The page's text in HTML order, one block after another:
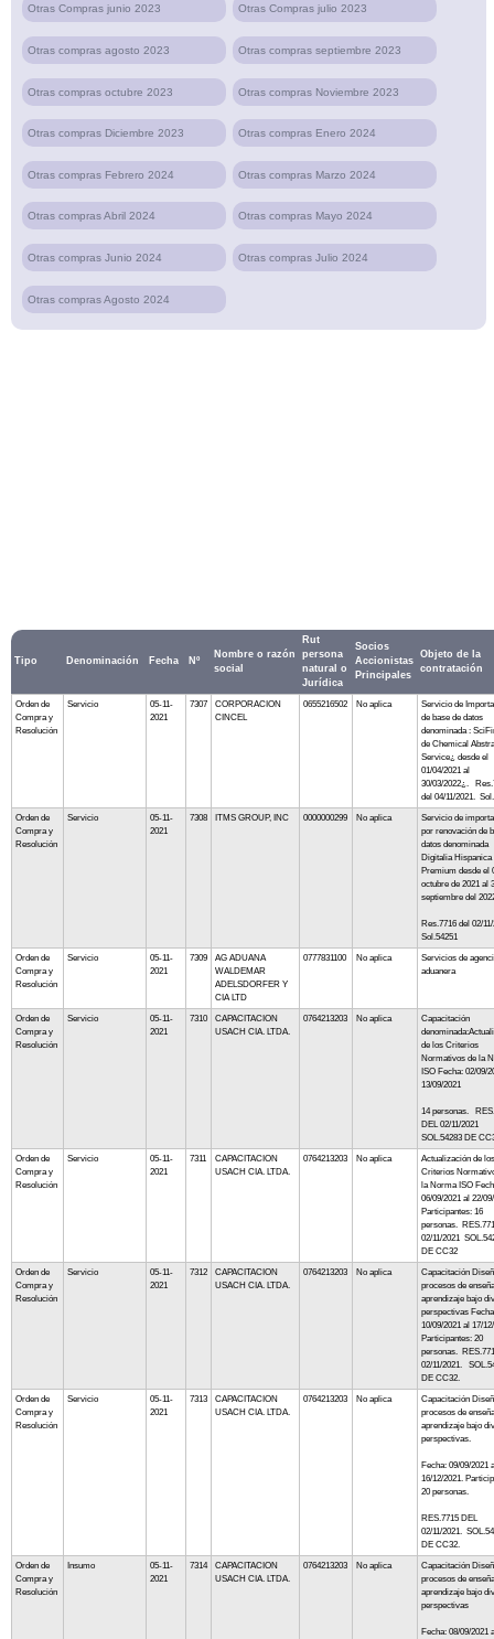
Otras Compras junio 2023 Otras Compras julio 2023
Otras compras agosto 2023 Otras compras septiembre 2023
Otras compras octubre 2023 Otras compras Noviembre 2023
Otras compras Diciembre 2023 Otras compras Enero 2024
Otras compras Febrero 2024 Otras compras Marzo 2024
Otras compras Abril 2024 Otras compras Mayo 2024
Otras compras Junio 2024 Otras compras Julio 2024
Otras compras Agosto 2024
Tipo Denominación Fecha Nº
Nombre o razón
social
Rut
persona
natural o
Jurídica
Socios
Accionistas
Principales
Objeto de la
contratación
Orden de
Compra y
Resolución
Servicio
05-11-
2021
7307
CORPORACION
CINCEL
0655216502 No aplica
Servicio de
de base de datos
denominada :
de Chemical
Service¿ desde el
01/04/2021 al
30/03/2022¿.
del 04/11/2021.
Orden de
Compra y
Resolución
Servicio
05-11-
2021
7308 ITMS GROUP, INC 0000000299 No aplica
Servicio de
por renovación de
datos denominada
Digitalia Hispanica
Premium desde el
octubre de 2021 al
septiembre del
Res.7716 del 02/
Sol.54251
Orden de
Compra y
Resolución
Servicio
05-11-
2021
7309
AG ADUANA
WALDEMAR
ADELSDORFER Y
CIA LTD
0777831100 No aplica
Servicios de
aduanera
Orden de
Compra y
Resolución
Servicio
05-11-
2021
7310
CAPACITACION
USACH CIA. LTDA.
0764213203 No aplica
Capacitación
de los Criterios
Normativos de la
ISO Fecha: 02/09/
13/09/2021
14 personas.
DEL 02/11/2021
SOL.54283 DE
Orden de
Compra y
Resolución
Servicio
05-11-
2021
7311
CAPACITACION
USACH CIA. LTDA.
0764213203 No aplica
Actualización de los
Criterios
la Norma ISO
06/09/2021 al 22/
Participantes: 16
personas.
02/11/2021
DE CC32
Orden de
Compra y
Resolución
Servicio
05-11-
2021
7312
CAPACITACION
USACH CIA. LTDA.
0764213203 No aplica
Capacitación
procesos de
aprendizaje bajo
perspectivas
10/09/2021 al 17/
Participantes: 20
personas.
02/11/2021.
DE CC32.
Orden de
Compra y
Resolución
Servicio
05-11-
2021
7313
CAPACITACION
USACH CIA. LTDA.
0764213203 No aplica
Capacitación
procesos de
aprendizaje bajo
perspectivas.
Fecha: 09/09/2021
16/12/2021.
20 personas.
RES.7715 DEL
02/11/2021.
DE CC32.
Orden de
Compra y
Resolución
Insumo
05-11-
2021
7314
CAPACITACION
USACH CIA. LTDA.
0764213203 No aplica
Capacitación
procesos de
aprendizaje bajo
perspectivas
Fecha: 08/09/2021